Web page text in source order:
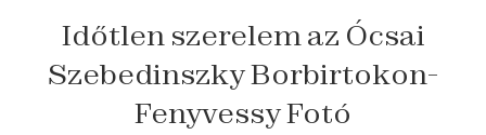
Időtlen szerelem az Ócsai
Szebedinszky Borbirtokon-
Fenyvessy Fotó